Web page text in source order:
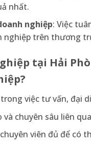
nhất.
nghiệp: Việc
nghiệp trên thương
tại Hải
việc tư vấn, đại
và chuyên sâu liên
viên đủ để có